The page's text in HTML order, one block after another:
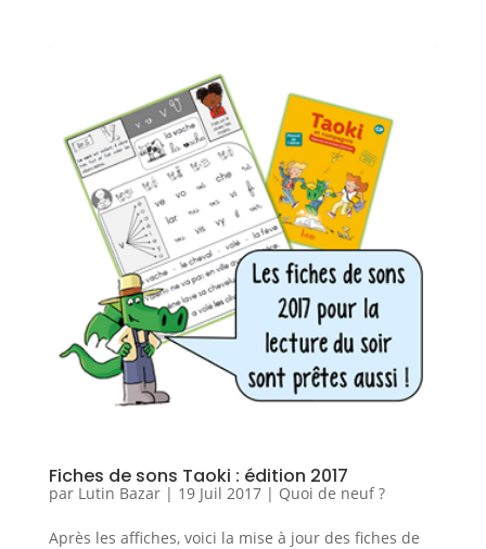
Fiches de sons Taoki : édition 2017
par Lutin Bazar| 19 Juil 2017| Quoi de neuf ?
Après les affiches, voici la mise à jour des fiches de